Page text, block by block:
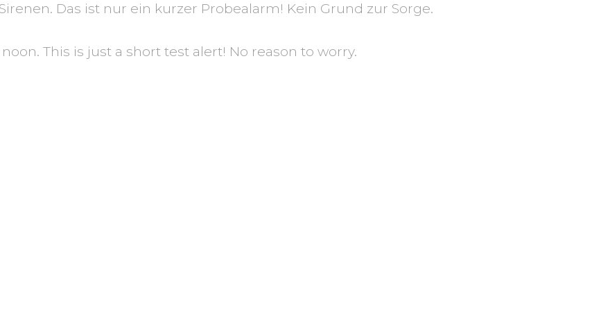
Das ist nur ein kurzer Probealarm! Kein Grund zur Sorge.
This is just a short test alert! No reason to worry.